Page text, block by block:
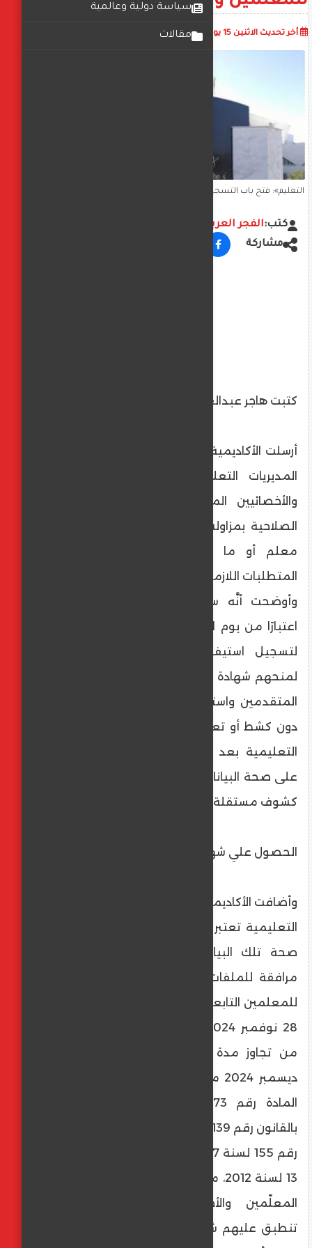
سياسة دولية وعالمية
مقالات أخر تحديث الاثنين 15 يوليو 2024 07:31:07 ص
التعليم»: فتح باب التسجيل للحصول على شهادة الصلاحية للمعلمين
كتب:الفجر العربي
مشاركة
كتبت هاجر عبدالعليم
أرسلت الأكاديمية المهنية المعلمين، خطابًا إلى
المديريات التعليمية بشأن منح المعلمين
والأخصائيين المساعدين المتعاقدين شهادة
الصلاحية بمزاولة المهنة للتعيين في وظيفة
معلم أو ما يعادلها، للذين استوفوا كل
المتطلبات اللازمة للحصول على تلك الشهادة.
وأوضحت أنَّه سيتمّ فتح الموقع الالكتروني
لتسجيل استيفائهم كل المتطلبات اللازمة
لمنحهم شهادة الصلاحية وتدقيق صحة بيانات
المتقدمين واستيفائها على النموذج المرافق
دون كشط أو تعديل واعتماده من مدير الإدارة
التعليمية بعد توقيع أعضاء لجنة المراجعة
على صحة البيانات يراعي أن يكون لكل تخصص
كشوف مستقلة.
الحصول علي شهادة الصلاحية
وأضافت الأكاديمية المهنية للمعلمين أنَّ الإدارة
التعليمية تعتبر مسئولة مسئولية كاملة عن
صحة تلك البيانات وتسليم كشوف البيانات
مرافقة للملفات إلى فرع الأكاديمية المهنية
ديسمبر 2024 ما لم يتمّ تجديدها عملا يحكم
13 لسنة 2012، مع اتخاذ اللازم نحو التنبيه على
المعلّمين والأخصائيين المساعدين الذين
تنطبق عليهم شروط التقدم بتسليم ملفاتهم